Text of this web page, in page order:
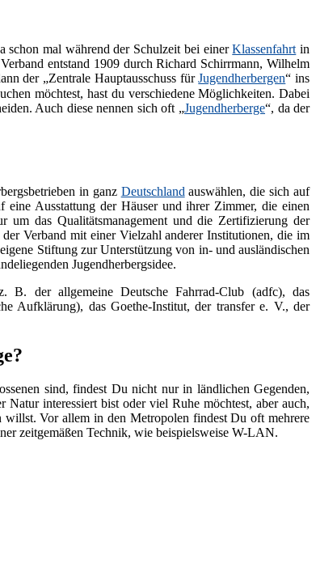
schon mal während der Schulzeit bei einerKlassenfahrt in
entstand 1909 durch Richard Schirrmann, Wilhelm
der „Zentrale Hauptausschuss fürJugendherbergen“ ins
möchtest, hast du verschiedene Möglichkeiten. Dabei
Auch diese nennen sich oft „Jugendherberge“, da der
in ganz Deutschland auswählen, die sich auf
eine Ausstattung der Häuser und ihrer Zimmer, die einen
um das Qualitätsmanagement und die Zertifizierung der
Verband mit einer Vielzahl anderer Institutionen, die im
Stiftung zur Unterstützung von in- und ausländischen
Jugendherbergsidee.
B. der allgemeine Deutsche Fahrrad-Club (adfc), das
Aufklärung), das Goethe-Institut, der transfer e. V., der
sind, findest Du nicht nur in ländlichen Gegenden,
interessiert bist oder viel Ruhe möchtest, aber auch,
Vor allem in den Metropolen findest Du oft mehrere
zeitgemäßen Technik, wie beispielsweise W-LAN.